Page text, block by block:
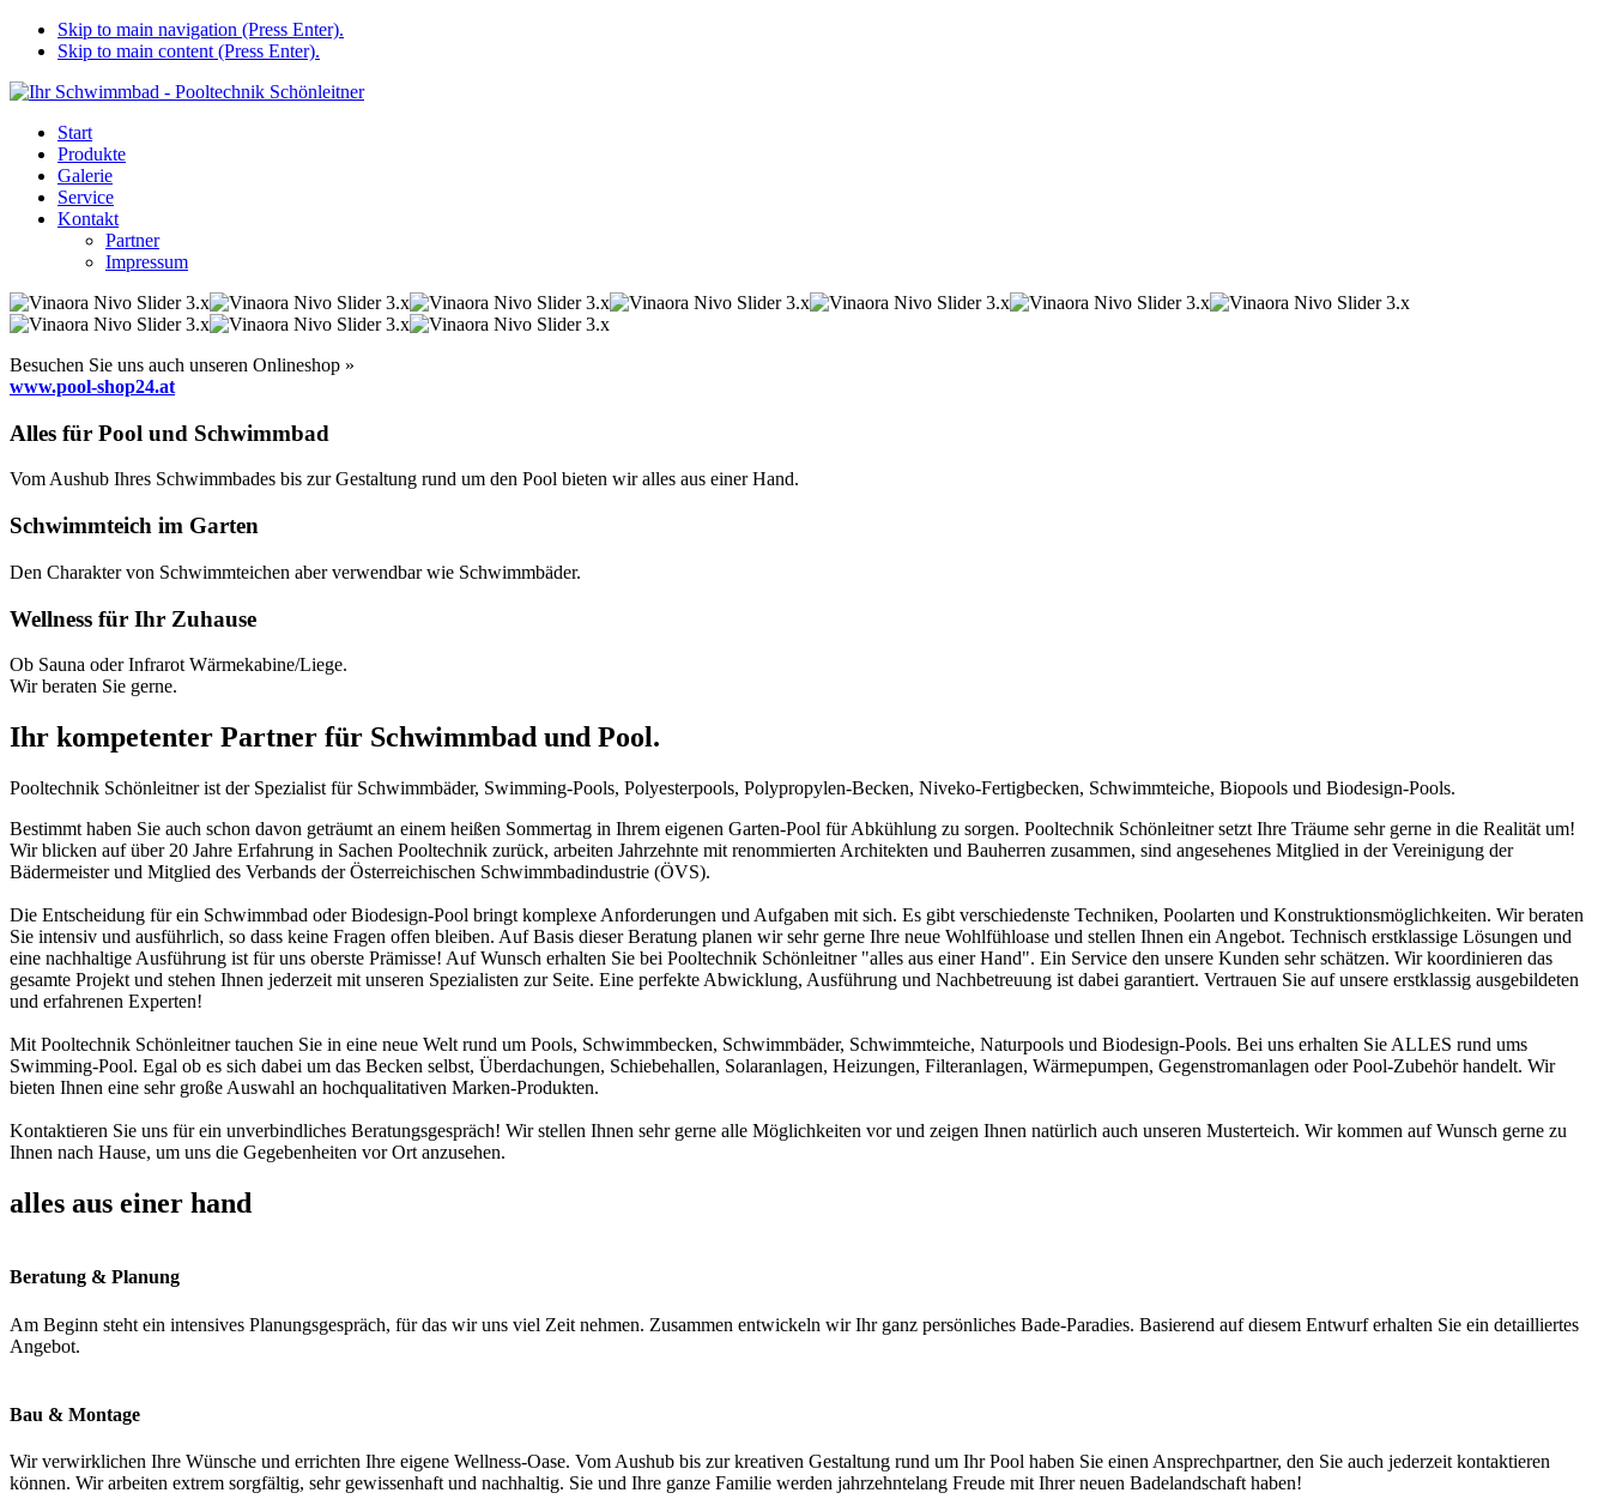
Skip to main navigation (Press Enter).
Skip to main content (Press Enter).
Start
Produkte
Galerie
Service
Kontakt
Partner
Impressum
Besuchen Sie uns auch unseren Onlineshop »
www.pool-shop24.at
Alles für Pool und Schwimmbad
Vom Aushub Ihres Schwimmbades bis zur Gestaltung rund um den Pool bieten wir alles aus einer Hand.
Schwimmteich im Garten
Den Charakter von Schwimmteichen aber verwendbar wie Schwimmbäder.
Wellness für Ihr Zuhause
Ob Sauna oder Infrarot Wärmekabine/Liege.
Wir beraten Sie gerne.
Ihr kompetenter Partner für Schwimmbad und Pool.
Pooltechnik Schönleitner ist der Spezialist für Schwimmbäder, Swimming-Pools, Polyesterpools, Polypropylen-Becken, Niveko-Fertigbecken, Schwimmteiche, Biopools und Biodesign-Pools.
Bestimmt haben Sie auch schon davon geträumt an einem heißen Sommertag in Ihrem eigenen Garten-Pool für Abkühlung zu sorgen. Pooltechnik Schönleitner setzt Ihre Träume sehr gerne in die Realität um!
Wir blicken auf über 20 Jahre Erfahrung in Sachen Pooltechnik zurück, arbeiten Jahrzehnte mit renommierten Architekten und Bauherren zusammen, sind angesehenes Mitglied in der Vereinigung der
Bädermeister und Mitglied des Verbands der Österreichischen Schwimmbadindustrie (ÖVS).
Die Entscheidung für ein Schwimmbad oder Biodesign-Pool bringt komplexe Anforderungen und Aufgaben mit sich. Es gibt verschiedenste Techniken, Poolarten und Konstruktionsmöglichkeiten. Wir beraten
Sie intensiv und ausführlich, so dass keine Fragen offen bleiben. Auf Basis dieser Beratung planen wir sehr gerne Ihre neue Wohlfühloase und stellen Ihnen ein Angebot. Technisch erstklassige Lösungen und
eine nachhaltige Ausführung ist für uns oberste Prämisse! Auf Wunsch erhalten Sie bei Pooltechnik Schönleitner "alles aus einer Hand". Ein Service den unsere Kunden sehr schätzen. Wir koordinieren das
gesamte Projekt und stehen Ihnen jederzeit mit unseren Spezialisten zur Seite. Eine perfekte Abwicklung, Ausführung und Nachbetreuung ist dabei garantiert. Vertrauen Sie auf unsere erstklassig ausgebildeten
und erfahrenen Experten!
Mit Pooltechnik Schönleitner tauchen Sie in eine neue Welt rund um Pools, Schwimmbecken, Schwimmbäder, Schwimmteiche, Naturpools und Biodesign-Pools. Bei uns erhalten Sie ALLES rund ums
Swimming-Pool. Egal ob es sich dabei um das Becken selbst, Überdachungen, Schiebehallen, Solaranlagen, Heizungen, Filteranlagen, Wärmepumpen, Gegenstromanlagen oder Pool-Zubehör handelt. Wir
bieten Ihnen eine sehr große Auswahl an hochqualitativen Marken-Produkten.
Kontaktieren Sie uns für ein unverbindliches Beratungsgespräch! Wir stellen Ihnen sehr gerne alle Möglichkeiten vor und zeigen Ihnen natürlich auch unseren Musterteich. Wir kommen auf Wunsch gerne zu
Ihnen nach Hause, um uns die Gegebenheiten vor Ort anzusehen.
alles aus einer hand
Beratung & Planung
Am Beginn steht ein intensives Planungsgespräch, für das wir uns viel Zeit nehmen. Zusammen entwickeln wir Ihr ganz persönliches Bade-Paradies. Basierend auf diesem Entwurf erhalten Sie ein detailliertes
Angebot.
Bau & Montage
Wir verwirklichen Ihre Wünsche und errichten Ihre eigene Wellness-Oase. Vom Aushub bis zur kreativen Gestaltung rund um Ihr Pool haben Sie einen Ansprechpartner, den Sie auch jederzeit kontaktieren
können. Wir arbeiten extrem sorgfältig, sehr gewissenhaft und nachhaltig. Sie und Ihre ganze Familie werden jahrzehntelang Freude mit Ihrer neuen Badelandschaft haben!